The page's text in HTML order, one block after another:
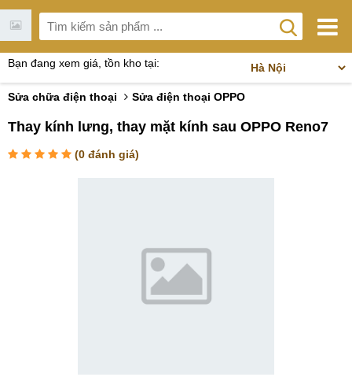
Bạn đang xem giá, tồn kho tại:
Sửa chữa điện thoại Sửa điện thoại OPPO
Thay kính lưng, thay mặt kính sau OPPO Reno7
(0 đánh giá)